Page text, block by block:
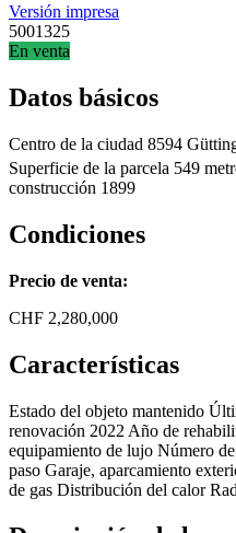
Versión impresa
5001325
En venta
Datos básicos
Centro de la ciudad 8594
Superficie de la parcela 549
construcción 1899
Condiciones
Precio de venta:
CHF 2,280,000
Características
Estado del objeto mantenido
renovación 2022 Año de
equipamiento de lujo Número
paso Garaje, aparcamiento
de gas Distribución del calor